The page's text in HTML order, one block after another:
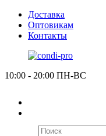
Доставка
Оптовикам
Контакты
10:00 - 20:00 ПН-ВС